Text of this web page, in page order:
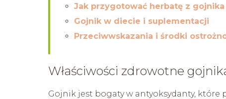
Jak przygotować herbatę z gojnika
Gojnik w diecie i suplementacji
Przeciwwskazania i środki
Właściwości zdrowotne
Gojnik jest bogaty w antyoksydanty, które